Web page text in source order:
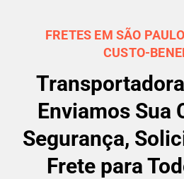
FRETES EM SÃO
CUSTO-
Enviamos Sua
Segurança,
Frete para